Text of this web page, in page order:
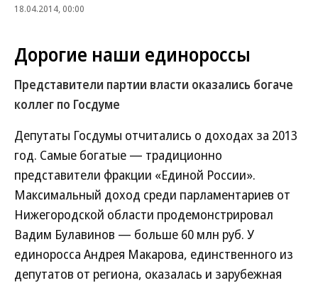
18.04.2014, 00:00
Дорогие наши единороссы
Представители партии власти оказались богаче
коллег по Госдуме
Депутаты Госдумы отчитались о доходах за 2013
год. Самые богатые — традиционно
представители фракции «Единой России».
Максимальный доход среди парламентариев от
Нижегородской области продемонстрировал
Вадим Булавинов — больше 60 млн руб. У
единоросса Андрея Макарова, единственного из
депутатов от региона, оказалась и зарубежная